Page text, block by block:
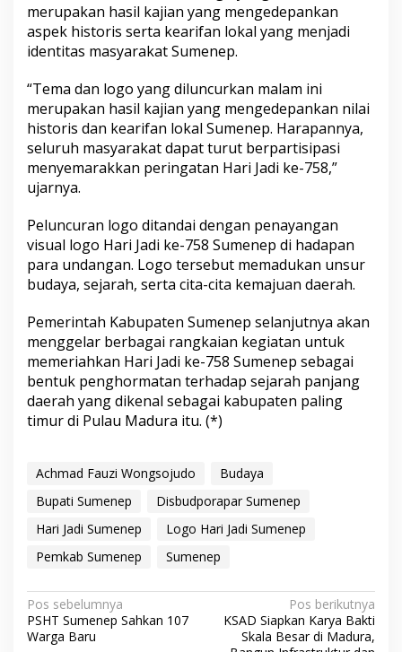
merupakan hasil kajian yang mengedepankan
aspek historis serta kearifan lokal yang menjadi
identitas masyarakat Sumenep.
“Tema dan logo yang diluncurkan malam ini
merupakan hasil kajian yang mengedepankan nilai
historis dan kearifan lokal Sumenep. Harapannya,
seluruh masyarakat dapat turut berpartisipasi
menyemarakkan peringatan Hari Jadi ke-758,”
ujarnya.
Peluncuran logo ditandai dengan penayangan
visual logo Hari Jadi ke-758 Sumenep di hadapan
para undangan. Logo tersebut memadukan unsur
budaya, sejarah, serta cita-cita kemajuan daerah.
Pemerintah Kabupaten Sumenep selanjutnya akan
menggelar berbagai rangkaian kegiatan untuk
memeriahkan Hari Jadi ke-758 Sumenep sebagai
bentuk penghormatan terhadap sejarah panjang
daerah yang dikenal sebagai kabupaten paling
timur di Pulau Madura itu. (*)
Achmad Fauzi Wongsojudo
Budaya
Bupati Sumenep
Disbudporapar Sumenep
Hari Jadi Sumenep
Logo Hari Jadi Sumenep
Pemkab Sumenep
Sumenep
N
a
Pos sebelumnya
PSHT Sumenep Sahkan 107
Warga Baru
Pos berikutnya
KSAD Siapkan Karya Bakti
Skala Besar di Madura,